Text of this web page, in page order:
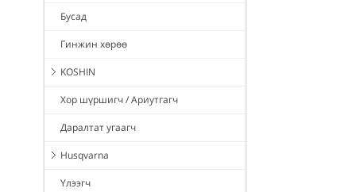
Бусад
Гинжин хөрөө
KOSHIN
Хор шүршигч / Ариутгагч
Даралтат угаагч
Husqvarna
Үлээгч